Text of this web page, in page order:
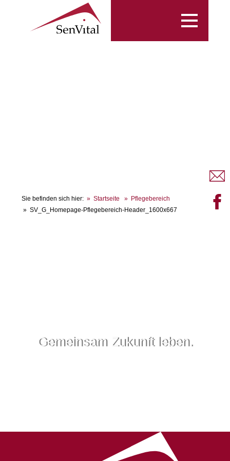
Toggle
Sie befinden sich hier: Startseite
Pflegebereich
SV_G_Homepage-Pflegebereich-Header_1600x667
Gemeinsam Zukunft leben.